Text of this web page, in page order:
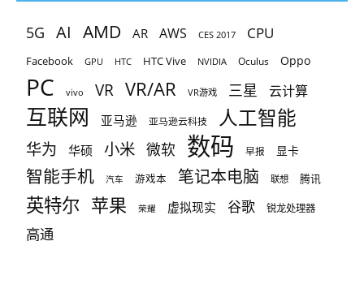
5G AI AMD AR AWS CES 2017 CPU
Facebook GPU HTC HTC Vive NVIDIA Oculus Oppo
PC vivo VR VR/AR VR游戏 三星 云计算
互联网 亚马逊 亚马逊云科技 人工智能
华为 华硕 小米 微软 数码 早报 显卡
智能手机 汽车 游戏本 笔记本电脑 联想 腾讯
英特尔 苹果 荣耀 虚拟现实 谷歌 锐龙处理器
高通